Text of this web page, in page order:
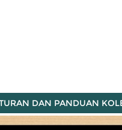
DAN PANDUAN